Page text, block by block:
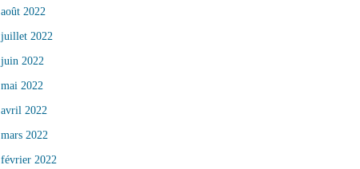
août 2022
juillet 2022
juin 2022
mai 2022
avril 2022
mars 2022
février 2022